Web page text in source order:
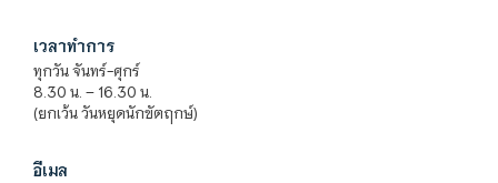
เวลาทำการ
ทุกวัน จันทร์-ศุกร์
8.30 น. – 16.30 น.
(ยกเว้น วันหยุดนักขัตฤกษ์)
อีเมล